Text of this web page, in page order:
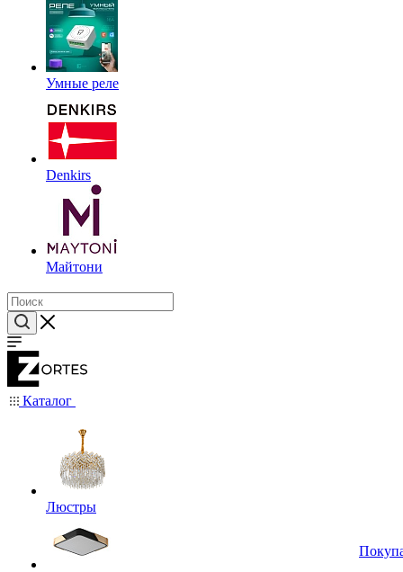
Умные реле
Denkirs
Майтони
Каталог
Люстры